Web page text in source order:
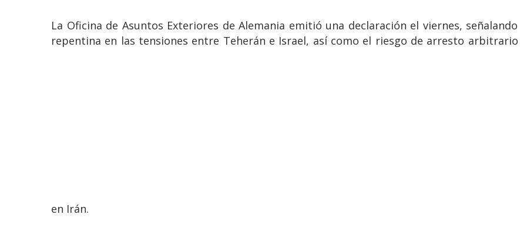
La Oficina de Asuntos Exteriores de Alemania emitió una declaración el viernes,
repentina en las tensiones entre Teherán e Israel, así como el riesgo de arresto
en Irán.